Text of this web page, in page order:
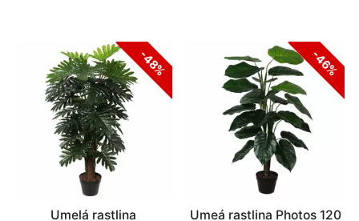
-48%
Umelá rastlina
-46%
Umeá rastlina Photos 120